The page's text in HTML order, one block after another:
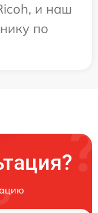
и наш
по